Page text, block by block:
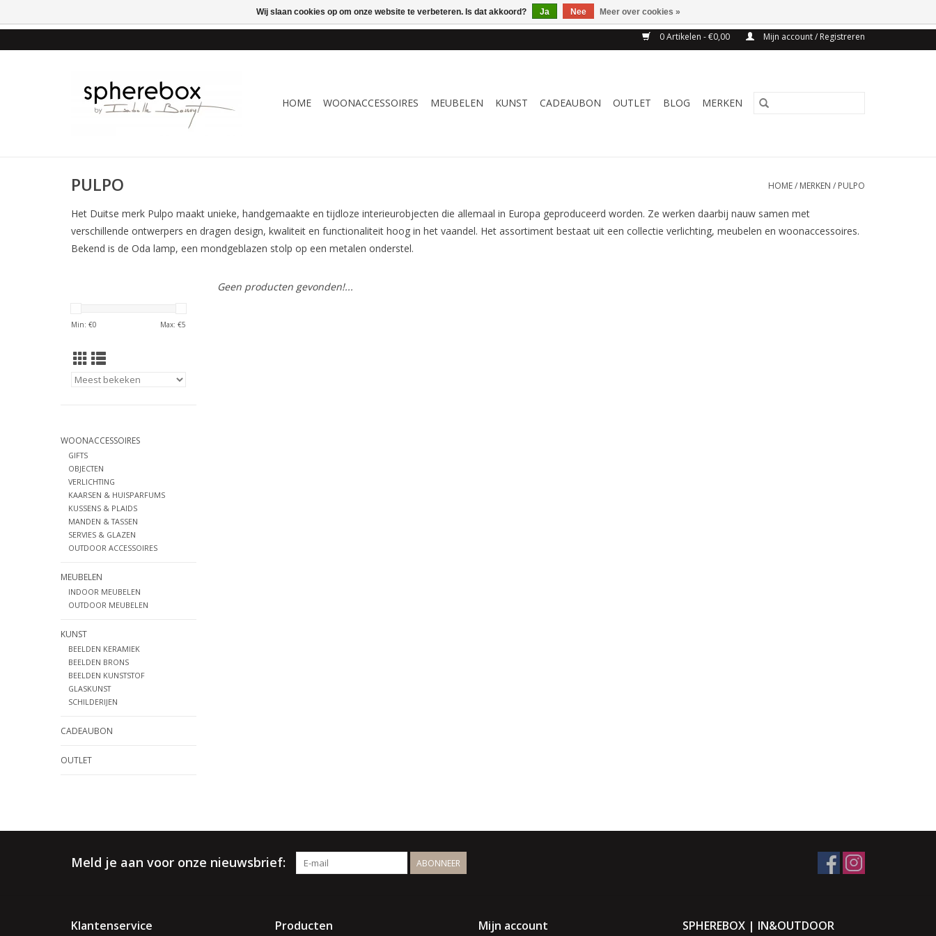
0 Artikelen - €0,00 Mijn account / Registreren
HOME WOONACCESSOIRES MEUBELEN KUNST CADEAUBON OUTLET BLOG MERKEN
PULPO HOME/ MERKEN / PULPO
Het Duitse merk Pulpo maakt unieke, handgemaakte en tijdloze interieurobjecten die allemaal in Europa geproduceerd worden. Ze werken daarbij nauw samen met
verschillende ontwerpers en dragen design, kwaliteit en functionaliteit hoog in het vaandel. Het assortiment bestaat uit een collectie verlichting, meubelen en woonaccessoires.
Bekend is de Oda lamp, een mondgeblazen stolp op een metalen onderstel.
Min: €0 Max: €5
WOONACCESSOIRES
GIFTS
OBJECTEN
VERLICHTING
KAARSEN & HUISPARFUMS
KUSSENS & PLAIDS
MANDEN & TASSEN
SERVIES & GLAZEN
OUTDOOR ACCESSOIRES
MEUBELEN
INDOOR MEUBELEN
OUTDOOR MEUBELEN
KUNST
BEELDEN KERAMIEK
BEELDEN BRONS
BEELDEN KUNSTSTOF
GLASKUNST
SCHILDERIJEN
CADEAUBON
OUTLET
Geen producten gevonden!...
Meld je aan voor onze nieuwsbrief: ABONNEER
Klantenservice Producten Mijn account SPHEREBOX | IN&OUTDOOR
Wij slaan cookies op om onze website te verbeteren. Is dat akkoord? Ja Nee Meer over cookies »
ONLINE WINKEL VOOR WOONACCESSOIRES, MEUBELEN & KUNST – GRATIS VERZENDING BELGIE VANAF 75€